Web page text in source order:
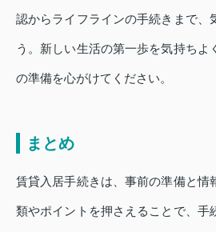
認からライフラインの手続きまで、
う。新しい生活の第一歩を気持ちよ
の準備を心がけてください。
まとめ
賃貸入居手続きは、事前の準備と情
類やポイントを押さえることで、手